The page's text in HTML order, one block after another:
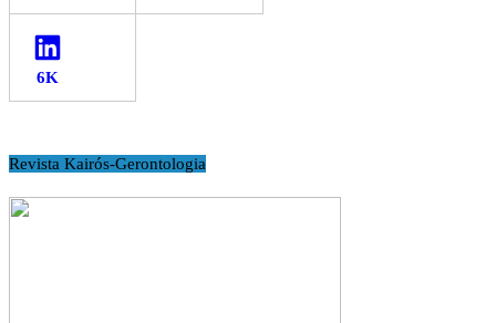
LinkedIn
Revista Kairós-Gerontologia